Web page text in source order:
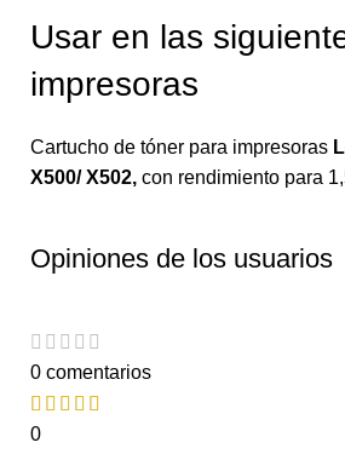
Usar en las
impresoras
Cartucho de tóner para impresoras
X500/ X502, con rendimiento para
Opiniones de los usuarios
0 comentarios
0